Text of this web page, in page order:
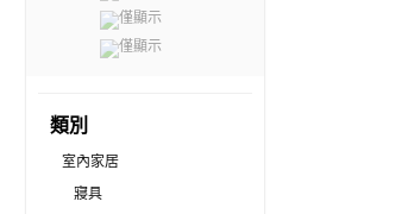
僅顯示
僅顯示
類別
室內家居
寢具